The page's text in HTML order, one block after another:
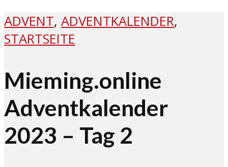
ADVENT, ADVENTKALENDER,
STARTSEITE
Mieming.online
Adventkalender
2023 – Tag 2